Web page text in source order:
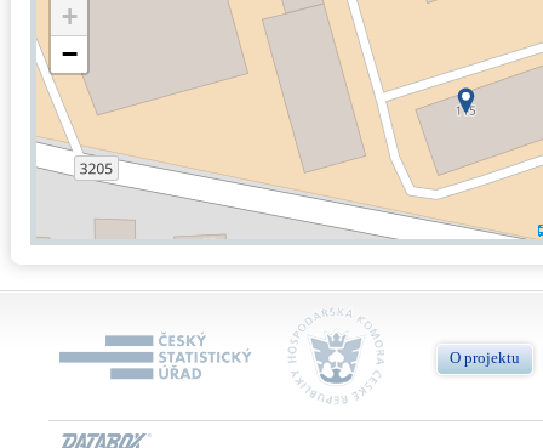
+
−
O projektu